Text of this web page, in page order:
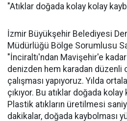
"Atıklar doğada kolay kolay
İzmir Büyükşehir Belediyesi
Müdürlüğü Bölge Sorumlusu
"İnciraltı'ndan Mavişehir'e
denizden hem karadan düzenli
çalışması yapıyoruz. Yılda
çıkıyor. Bu atıklar doğada
Plastik atıkların üretilmesi
dakikalar, doğada kaybolması